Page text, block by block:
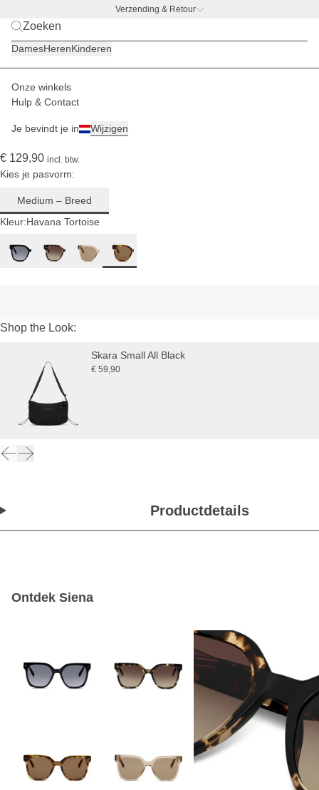
Verzending & Retour
DamesHerenKinderen
Onze winkels
Hulp & Contact
Je bevindt je in Wijzigen
Dames Zonnebrillen
Voor een
gemiddeld
tot breed
€ 129,90 incl. btw.
Kies je pasvorm:
Medium – Breed
Kleur:Havana Tortoise
Shop the Look:
Skara Small All Black
€ 59,90
Productdetails
Ontdek Siena